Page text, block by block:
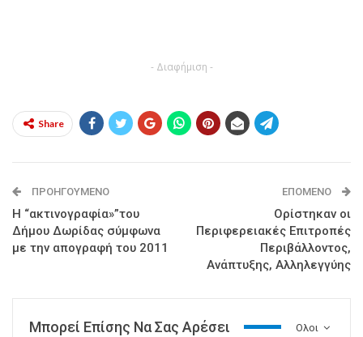
- Διαφήμιση -
Share
ΠΡΟΗΓΟΎΜΕΝΟ
Η “ακτινογραφία»”του
Δήμου Δωρίδας σύμφωνα
με την απογραφή του 2011
ΕΠΌΜΕΝΟ
Ορίστηκαν οι
Περιφερειακές Επιτροπές
Περιβάλλοντος,
Ανάπτυξης, Αλληλεγγύης
Ολοι
Μπορεί Επίσης Να Σας Αρέσει